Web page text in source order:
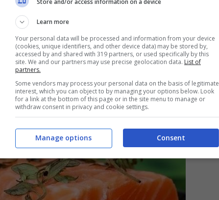
Learn more
Your personal data will be processed and information from your device
(cookies, unique identifiers, and other device data) may be stored by,
accessed by and shared with 319 partners, or used specifically by this
site. We and our partners may use precise geolocation data. List of
partners.
Some vendors may process your personal data on the basis of legitimate
interest, which you can object to by managing your options below. Look
for a link at the bottom of this page or in the site menu to manage or
withdraw consent in privacy and cookie settings.
Consent
Manage options